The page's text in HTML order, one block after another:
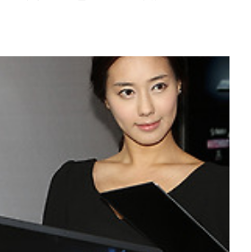
9 2세대 제품 경우 NT900X3B-A74와 15
운 수치를 기록 했습니다. 물론 버튼을 누
다. 이것은 전원 연결시의 측정 속도이며
르고 켜도 16초만에 부팅이 모두 완료되는
점은 휴대성을 중시한 13.3 인치 모..